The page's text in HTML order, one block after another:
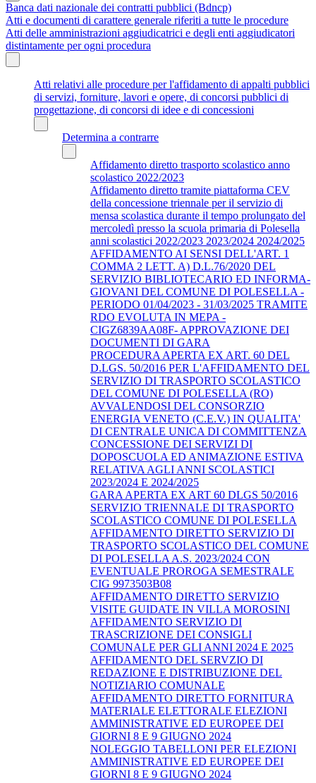
Banca dati nazionale dei contratti pubblici (Bdncp)
Atti e documenti di carattere generale riferiti a tutte le procedure
Atti delle amministrazioni aggiudicatrici e degli enti aggiudicatori
distintamente per ogni procedura
Atti relativi alle procedure per l'affidamento di appalti pubblici
di servizi, forniture, lavori e opere, di concorsi pubblici di
progettazione, di concorsi di idee e di concessioni
Determina a contrarre
Affidamento diretto trasporto scolastico anno
scolastico 2022/2023
Affidamento diretto tramite piattaforma CEV
della concessione triennale per il servizio di
mensa scolastica durante il tempo prolungato del
mercoledì presso la scuola primaria di Polesella
anni scolastici 2022/2023 2023/2024 2024/2025
AFFIDAMENTO AI SENSI DELL'ART. 1
COMMA 2 LETT. A) D.L.76/2020 DEL
SERVIZIO BIBLIOTECARIO ED INFORMA-
GIOVANI DEL COMUNE DI POLESELLA -
PERIODO 01/04/2023 - 31/03/2025 TRAMITE
RDO EVOLUTA IN MEPA -
CIGZ6839AA08F- APPROVAZIONE DEI
DOCUMENTI DI GARA
PROCEDURA APERTA EX ART. 60 DEL
D.LGS. 50/2016 PER L'AFFIDAMENTO DEL
SERVIZIO DI TRASPORTO SCOLASTICO
DEL COMUNE DI POLESELLA (RO)
AVVALENDOSI DEL CONSORZIO
ENERGIA VENETO (C.E.V.) IN QUALITA'
DI CENTRALE UNICA DI COMMITTENZA
CONCESSIONE DEI SERVIZI DI
DOPOSCUOLA ED ANIMAZIONE ESTIVA
RELATIVA AGLI ANNI SCOLASTICI
2023/2024 E 2024/2025
GARA APERTA EX ART 60 DLGS 50/2016
SERVIZIO TRIENNALE DI TRASPORTO
SCOLASTICO COMUNE DI POLESELLA
AFFIDAMENTO DIRETTO SERVIZIO DI
TRASPORTO SCOLASTICO DEL COMUNE
DI POLESELLA A.S. 2023/2024 CON
EVENTUALE PROROGA SEMESTRALE
CIG 9973503B08
AFFIDAMENTO DIRETTO SERVIZIO
VISITE GUIDATE IN VILLA MOROSINI
AFFIDAMENTO SERVIZIO DI
TRASCRIZIONE DEI CONSIGLI
COMUNALE PER GLI ANNI 2024 E 2025
AFFIDAMENTO DEL SERVZIO DI
REDAZIONE E DISTRIBUZIONE DEL
NOTIZIARIO COMUNALE
AFFIDAMENTO DIRETTO FORNITURA
MATERIALE ELETTORALE ELEZIONI
AMMINISTRATIVE ED EUROPEE DEI
GIORNI 8 E 9 GIUGNO 2024
NOLEGGIO TABELLONI PER ELEZIONI
AMMINISTRATIVE ED EUROPEE DEI
GIORNI 8 E 9 GIUGNO 2024